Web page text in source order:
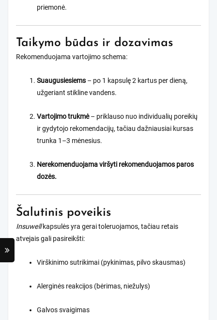
priemonė.
Taikymo būdas ir dozavimas
Rekomenduojama vartojimo schema:
Suaugusiesiems – po 1 kapsulę 2 kartus per dieną,
užgeriant stikline vandens.
Vartojimo trukmė– priklauso nuo individualių poreikių
ir gydytojo rekomendacijų, tačiau dažniausiai kursas
trunka 1–3 mėnesius.
Nerekomenduojama viršyti rekomenduojamos paros
dozės.
Šalutinis poveikis
Insuwellkapsulės yra gerai toleruojamos, tačiau retais
atvejais gali pasireikšti:
Virškinimo sutrikimai (pykinimas, pilvo skausmas)
Alerginės reakcijos (bėrimas, niežulys)
Galvos svaigimas